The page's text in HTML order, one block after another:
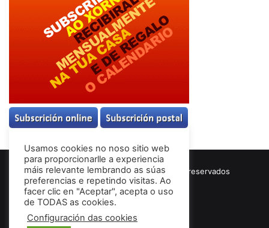
© Copyright 2026, Todos los derechos reservados
Términos & Condiciones
Usamos cookies no noso sitio web
para proporcionarlle a experiencia
máis relevante lembrando as súas
preferencias e repetindo visitas. Ao
facer clic en "Aceptar", acepta o uso
de TODAS as cookies.
Configuración das cookies